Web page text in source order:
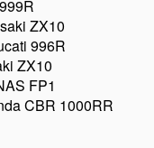
ZX10
996R
ZX10
FP1
CBR 1000RR